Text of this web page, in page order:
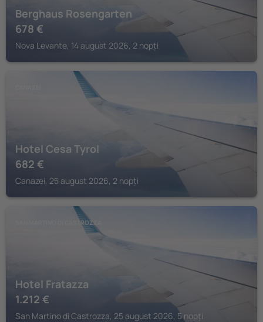
Berghaus Rosengarten
678 €
Nova Levante, 14 august 2026, 2 nopți
Hotel Cesa Tyrol
682 €
Canazei, 25 august 2026, 2 nopți
SAN MARTINO DI CASTROZZA
Hotel Fratazza
1.212 €
San Martino di Castrozza, 25 august 2026, 5 nopți